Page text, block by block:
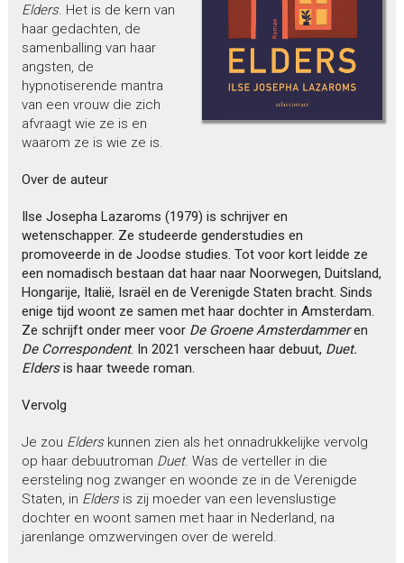
Elders. Het is de kern van
haar gedachten, de
samenballing van haar
angsten, de
hypnotiserende mantra
van een vrouw die zich
afvraagt wie ze is en
waarom ze is wie ze is.
Over de auteur
Ilse Josepha Lazaroms (1979) is schrijver en
wetenschapper. Ze studeerde genderstudies en
promoveerde in de Joodse studies. Tot voor kort leidde ze
een nomadisch bestaan dat haar naar Noorwegen, Duitsland,
Hongarije, Italië, Israël en de Verenigde Staten bracht. Sinds
enige tijd woont ze samen met haar dochter in Amsterdam.
Ze schrijft onder meer voor De Groene Amsterdammeren
De Correspondent. In 2021 verscheen haar debuut, Duet.
Eldersis haar tweede roman.
Vervolg
Je zou Elderskunnen zien als het onnadrukkelijke vervolg
op haar debuutroman Duet. Was de verteller in die
eersteling nog zwanger en woonde ze in de Verenigde
Staten, in Eldersis zij moeder van een levenslustige
dochter en woont samen met haar in Nederland, na
jarenlange omzwervingen over de wereld.